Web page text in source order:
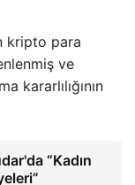
kripto para
ve
kararlılığının
“Kadın